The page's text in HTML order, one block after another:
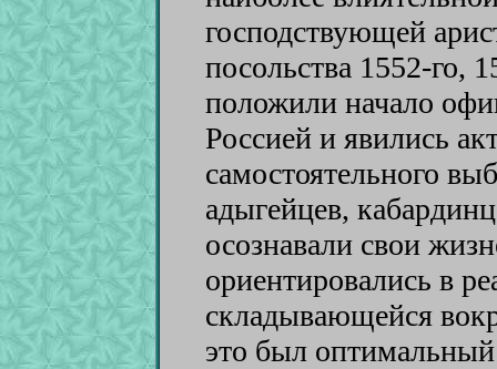
господствующей
посольства 1552-го,
положили начало
Россией и явились
самостоятельного
адыгейцев,
осознавали свои
ориентировались в
складывающейся
это был